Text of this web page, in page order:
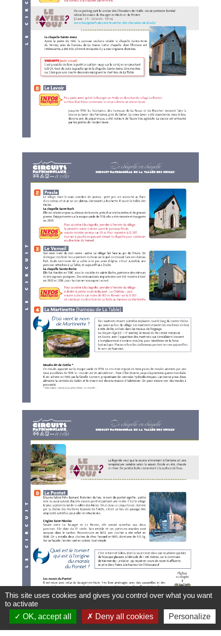
This site uses cookies and gives you control over what you want
to activate
OK, accept all
Deny all cookies Personalize